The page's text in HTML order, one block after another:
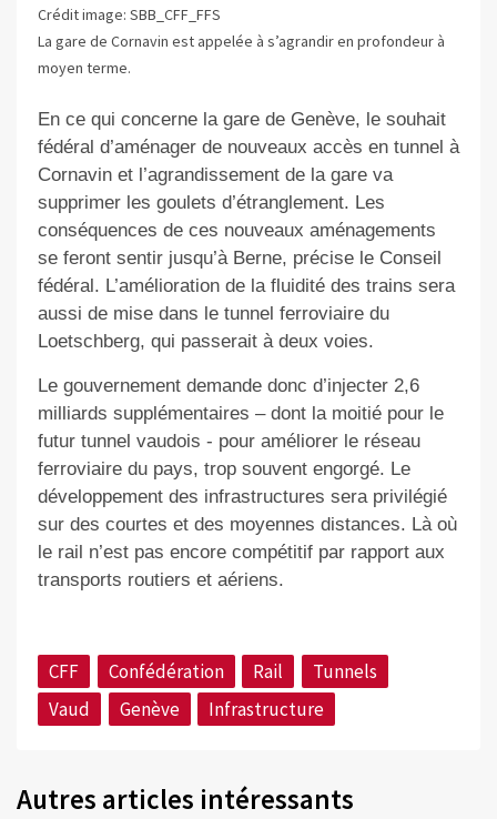
Crédit image: SBB_CFF_FFS
La gare de Cornavin est appelée à s’agrandir en profondeur à
moyen terme.
En ce qui concerne la gare de Genève, le souhait
fédéral d’aménager de nouveaux accès en tunnel à
Cornavin et l’agrandissement de la gare va
supprimer les goulets d’étranglement. Les
conséquences de ces nouveaux aménagements
se feront sentir jusqu’à Berne, précise le Conseil
fédéral. L’amélioration de la fluidité des trains sera
aussi de mise dans le tunnel ferroviaire du
Loetschberg, qui passerait à deux voies.
Le gouvernement demande donc d’injecter 2,6
milliards supplémentaires – dont la moitié pour le
futur tunnel vaudois - pour améliorer le réseau
ferroviaire du pays, trop souvent engorgé. Le
développement des infrastructures sera privilégié
sur des courtes et des moyennes distances. Là où
le rail n’est pas encore compétitif par rapport aux
transports routiers et aériens.
CFF Confédération Rail
Tunnels
Vaud
Genève Infrastructure
Autres articles intéressants